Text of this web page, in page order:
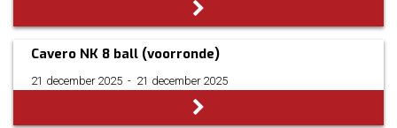
Cavero NK 8 ball (voorronde)
21 december 2025 ­ - ­ 21 december 2025